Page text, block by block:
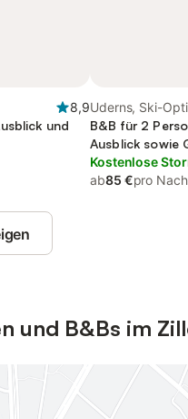
8,9
und
Uderns, Ski-
B&B für 2
Ausblick sowie
Kostenlose
ab85 €pro
und B&Bs im